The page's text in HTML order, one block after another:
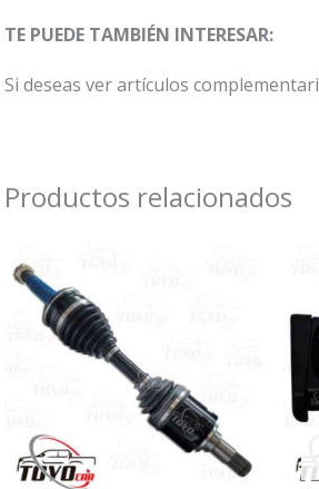
TE PUEDE TAMBIÉN INTERESAR:
Si deseas ver artículos
Productos relacionados